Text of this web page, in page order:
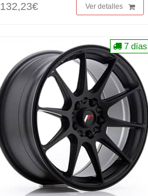
132,23€
Ver detalles
7 días